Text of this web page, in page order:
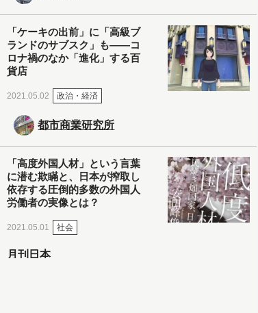
「ケーキの出前」に「高級ブ
ランドのサブスク」も――コ
ロナ禍のなか「進化」する百
貨店
2021.05.02 政治・経済
都市商業研究所
「高度外国人材」という言葉
に潜む欺瞞と、日本が搾取し
依存する圧倒的多数の外国人
労働者の実像とは？
2021.05.01 社会
月刊日本